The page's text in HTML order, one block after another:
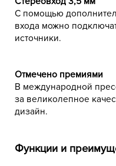
С помощью
входа можно
источники.
Отмечено премиями
В международной
за великолепное
дизайн.
Функции и